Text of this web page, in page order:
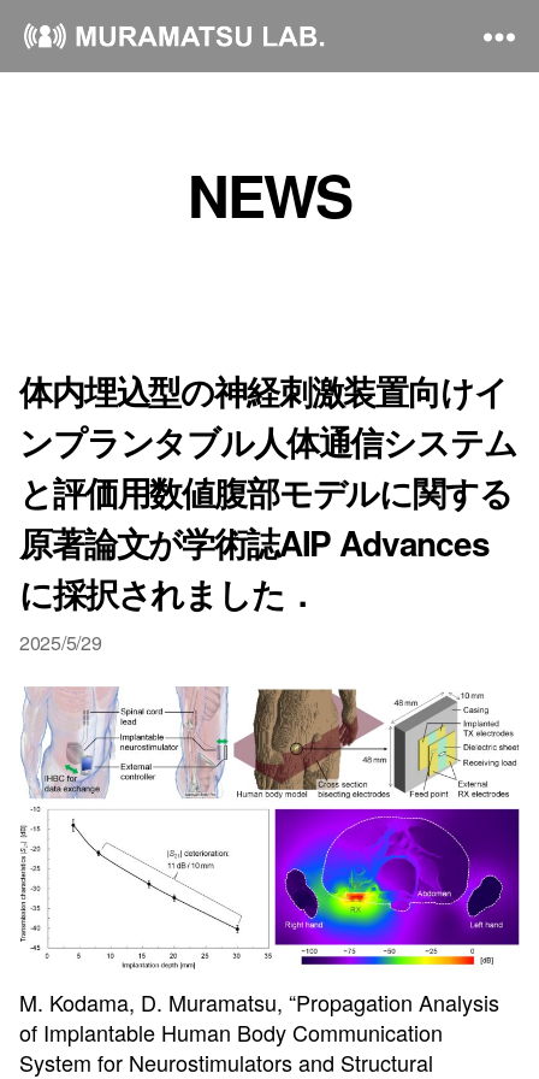
NEWS
体内埋込型の神経刺激装置向けイ
ンプランタブル人体通信システム
と評価用数値腹部モデルに関する
原著論文が学術誌AIP Advances
に採択されました．
2025/5/29
M. Kodama, D. Muramatsu, “Propagation Analysis
of Implantable Human Body Communication
System for Neurostimulators and Structural